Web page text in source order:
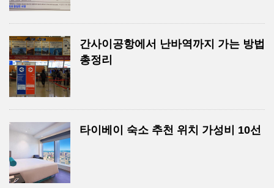
간사이공항에서 난바역까지 가는 방법
총정리
타이베이 숙소 추천 위치 가성비 10선